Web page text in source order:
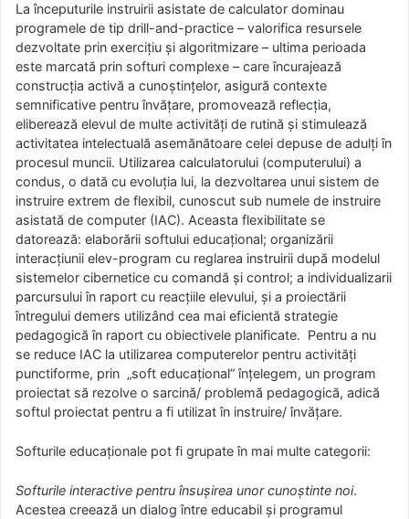
La începuturile instruirii asistate de calculator dominau
programele de tip drill-and-practice – valorifica resursele
dezvoltate prin exerciţiu şi algoritmizare – ultima perioada
este marcată prin softuri complexe – care încurajează
construcţia activă a cunoştinţelor, asigură contexte
semnificative pentru învăţare, promovează reflecţia,
eliberează elevul de multe activităţi de rutină şi stimulează
activitatea intelectuală asemănătoare celei depuse de adulţi în
procesul muncii. Utilizarea calculatorului (computerului) a
condus, o dată cu evoluţia lui, la dezvoltarea unui sistem de
instruire extrem de flexibil, cunoscut sub numele de instruire
asistată de computer (IAC). Aceasta flexibilitate se
datorează: elaborării softului educaţional; organizării
interacţiunii elev-program cu reglarea instruirii după modelul
sistemelor cibernetice cu comandă şi control; a individualizarii
parcursului în raport cu reacţiile elevului, şi a proiectării
întregului demers utilizând cea mai eficientă strategie
pedagogică în raport cu obiectivele planificate. Pentru a nu
se reduce IAC la utilizarea computerelor pentru activităţi
punctiforme, prin „soft educaţional” înţelegem, un program
proiectat să rezolve o sarcină/ problemă pedagogică, adică
softul proiectat pentru a fi utilizat în instruire/ învăţare.
Softurile educaţionale pot fi grupate în mai multe categorii:
Softurile interactive pentru însuşirea unor cunoştinte noi.
Acestea creează un dialog între educabil şi programul